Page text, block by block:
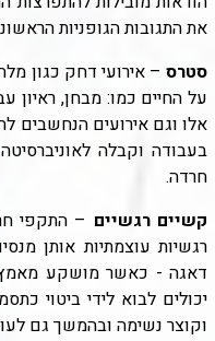
את התגובות הגופניות
סטרס– אירועי דחק כגון
על החיים כמו: מבחן,
אלו וגם אירועים הנחשבים
בעבודה וקבלה
חרדה.
קשיים רגשיים – התקפי
רגשיות עוצמתיות אותן
דאגה - כאשר מושקע
יכולים לבוא לידי ביטוי
וקוצר נשימה ובהמשך גם